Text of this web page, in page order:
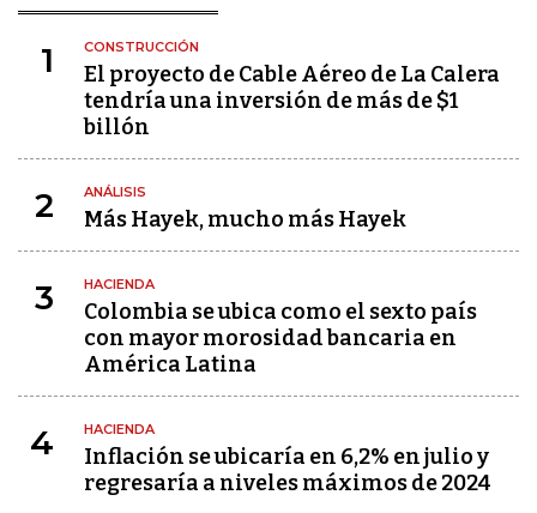
1 CONSTRUCCIÓN
El proyecto de Cable Aéreo de La Calera
tendría una inversión de más de $1
billón
2 ANÁLISIS
Más Hayek, mucho más Hayek
3 HACIENDA
Colombia se ubica como el sexto país
con mayor morosidad bancaria en
América Latina
4 HACIENDA
Inflación se ubicaría en 6,2% en julio y
regresaría a niveles máximos de 2024